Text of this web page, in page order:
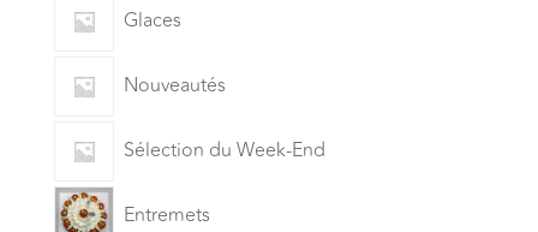
Glaces
Nouveautés
Sélection du Week-End
Entremets